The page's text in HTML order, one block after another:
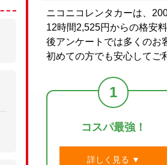
ニコニコレンタカーは、
12時間2,525円からの格安
後アンケートでは多くのお
初めての方でも安心してご
1
コスパ最強！
詳しく見る ▼